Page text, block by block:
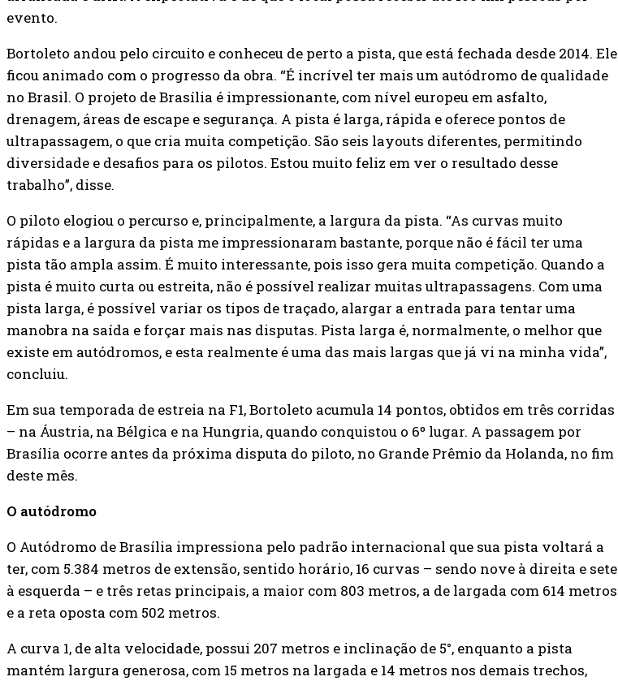
evento.
Bortoleto andou pelo circuito e conheceu de perto a pista, que está fechada desde 2014. Ele
ficou animado com o progresso da obra. “É incrível ter mais um autódromo de qualidade
no Brasil. O projeto de Brasília é impressionante, com nível europeu em asfalto,
drenagem, áreas de escape e segurança. A pista é larga, rápida e oferece pontos de
ultrapassagem, o que cria muita competição. São seis layouts diferentes, permitindo
diversidade e desafios para os pilotos. Estou muito feliz em ver o resultado desse
trabalho”, disse.
O piloto elogiou o percurso e, principalmente, a largura da pista. “As curvas muito
rápidas e a largura da pista me impressionaram bastante, porque não é fácil ter uma
pista tão ampla assim. É muito interessante, pois isso gera muita competição. Quando a
pista é muito curta ou estreita, não é possível realizar muitas ultrapassagens. Com uma
pista larga, é possível variar os tipos de traçado, alargar a entrada para tentar uma
manobra na saída e forçar mais nas disputas. Pista larga é, normalmente, o melhor que
existe em autódromos, e esta realmente é uma das mais largas que já vi na minha vida”,
concluiu.
Em sua temporada de estreia na F1, Bortoleto acumula 14 pontos, obtidos em três corridas
– na Áustria, na Bélgica e na Hungria, quando conquistou o 6º lugar. A passagem por
Brasília ocorre antes da próxima disputa do piloto, no Grande Prêmio da Holanda, no fim
deste mês.
O autódromo
O Autódromo de Brasília impressiona pelo padrão internacional que sua pista voltará a
ter, com 5.384 metros de extensão, sentido horário, 16 curvas – sendo nove à direita e sete
à esquerda – e três retas principais, a maior com 803 metros, a de largada com 614 metros
e a reta oposta com 502 metros.
A curva 1, de alta velocidade, possui 207 metros e inclinação de 5°, enquanto a pista
mantém largura generosa, com 15 metros na largada e 14 metros nos demais trechos,